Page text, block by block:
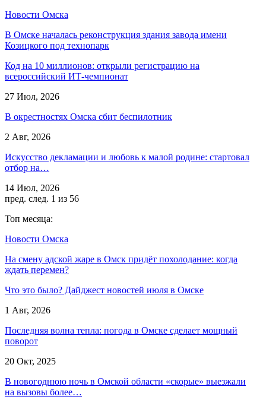
Новости Омска
В Омске началась реконструкция здания завода имени
Козицкого под технопарк
Код на 10 миллионов: открыли регистрацию на
всероссийский ИТ-чемпионат
27 Июл, 2026
В окрестностях Омска сбит беспилотник
2 Авг, 2026
Искусство декламации и любовь к малой родине: стартовал
отбор на…
14 Июл, 2026
пред. след. 1 из 56
Топ месяца:
Новости Омска
На смену адской жаре в Омск придёт похолодание: когда
ждать перемен?
Что это было? Дайджест новостей июля в Омске
1 Авг, 2026
Последняя волна тепла: погода в Омске сделает мощный
поворот
20 Окт, 2025
В новогоднюю ночь в Омской области «скорые» выезжали
на вызовы более…